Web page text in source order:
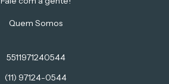
Quem Somos
5511971240544
(11) 97124-0544